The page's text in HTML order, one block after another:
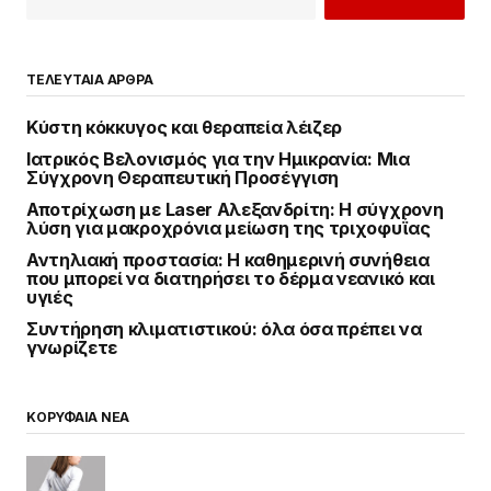
ΤΕΛΕΥΤΑΙΑ ΑΡΘΡΑ
Κύστη κόκκυγος και θεραπεία λέιζερ
Ιατρικός Βελονισμός για την Ημικρανία: Μια
Σύγχρονη Θεραπευτική Προσέγγιση
Αποτρίχωση με Laser Αλεξανδρίτη: Η σύγχρονη
λύση για μακροχρόνια μείωση της τριχοφυΐας
Αντηλιακή προστασία: Η καθημερινή συνήθεια
που μπορεί να διατηρήσει το δέρμα νεανικό και
υγιές
Συντήρηση κλιματιστικού: όλα όσα πρέπει να
γνωρίζετε
ΚΟΡΥΦΑΙΑ ΝΕΑ